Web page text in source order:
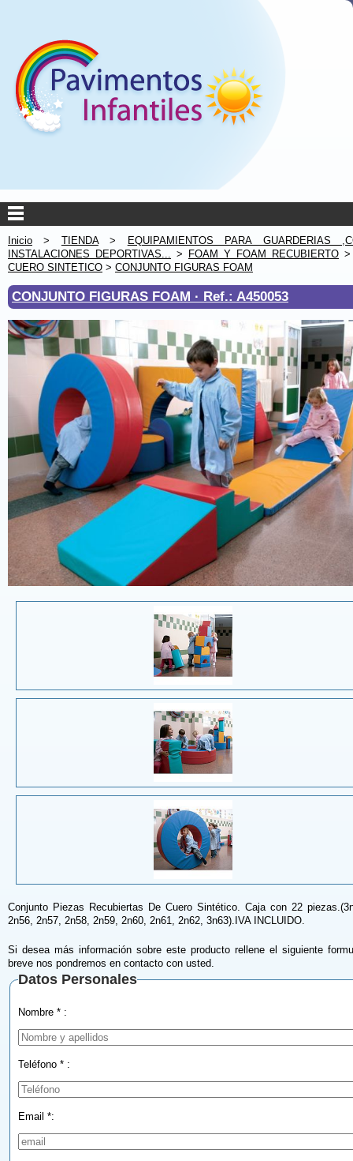
Inicio > TIENDA>
EQUIPAMIENTOS PARA GUARDERIAS
INSTALACIONES DEPORTIVAS... > FOAM Y FOAM RECUBIERTO
CUERO SINTETICO > CONJUNTO FIGURAS FOAM
CONJUNTO FIGURAS FOAM · Ref.: A450053
Conjunto Piezas Recubiertas De Cuero Sintético. Caja con 22
2n56, 2n57, 2n58, 2n59, 2n60, 2n61, 2n62, 3n63).IVA INCLUIDO.
Si desea más información sobre este producto rellene el siguiente
breve nos pondremos en contacto con usted.
Datos Personales
Nombre * :
Teléfono * :
Email *: